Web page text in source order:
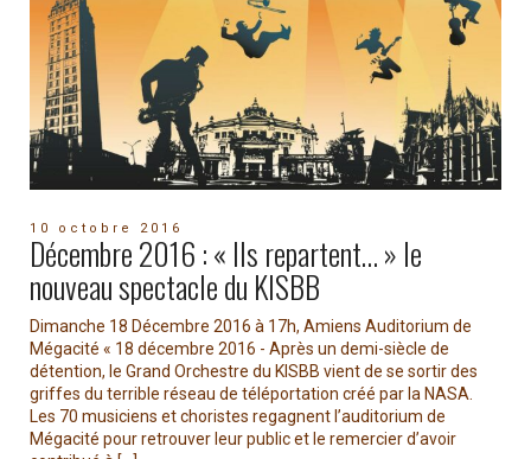
10 octobre 2016
Décembre 2016 : « Ils repartent… » le
nouveau spectacle du KISBB
Dimanche 18 Décembre 2016 à 17h, Amiens Auditorium de
Mégacité « 18 décembre 2016 - Après un demi-siècle de
détention, le Grand Orchestre du KISBB vient de se sortir des
griffes du terrible réseau de téléportation créé par la NASA.
Les 70 musiciens et choristes regagnent l’auditorium de
Mégacité pour retrouver leur public et le remercier d’avoir